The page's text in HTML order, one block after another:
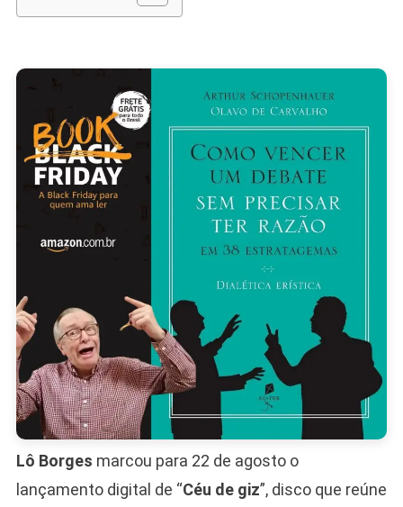
Letras
Lô Borges marcou para 22 de agosto o
lançamento digital de “Céu de giz”, disco que reúne